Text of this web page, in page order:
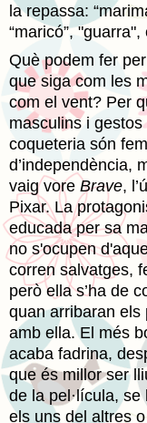
la repassa:
“maricó”, "guarra",
Què podem fer
que siga com les
com el vent? Per
masculins i
coqueteria són
d’independència,
vaig vore Brave,
Pixar. La
educada per sa
no s'ocupen
corren salvatges,
però ella s’ha de
quan arribaran els
amb ella. El més
acaba fadrina,
que és millor ser
de la pel·lícula,
els uns del altres